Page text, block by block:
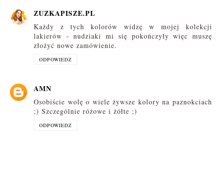
ZUZKAPISZE.PL
Każdy z tych kolorów widzę w mojej kolekcji
lakierów - nudziaki mi się pokończyły więc muszę
złożyć nowe zamówienie.
ODPOWIEDZ
AMN
Osobiście wolę o wiele żywsze kolory na paznokciach
;) Szczególnie różowe i żółte ;)
ODPOWIEDZ